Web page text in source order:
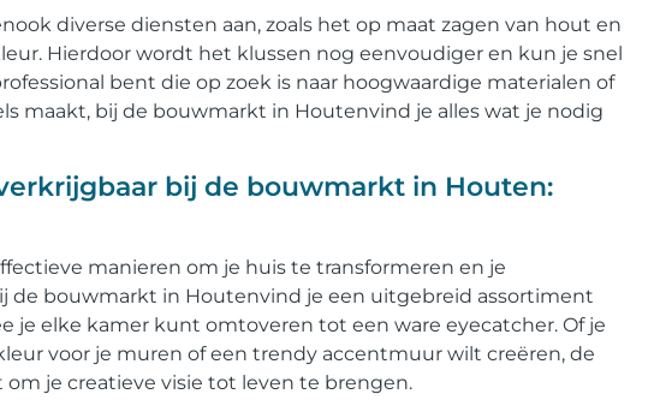
diverse diensten aan, zoals het op maat zagen van hout en
Hierdoor wordt het klussen nog eenvoudiger en kun je snel
bent die op zoek is naar hoogwaardige materialen of
maakt, bij de bouwmarkt in Houtenvind je alles wat je nodig
bij de bouwmarkt in Houten:
manieren om je huis te transformeren en je
de bouwmarkt in Houtenvind je een uitgebreid assortiment
je elke kamer kunt omtoveren tot een ware eyecatcher. Of je
voor je muren of een trendy accentmuur wilt creëren, de
je creatieve visie tot leven te brengen.